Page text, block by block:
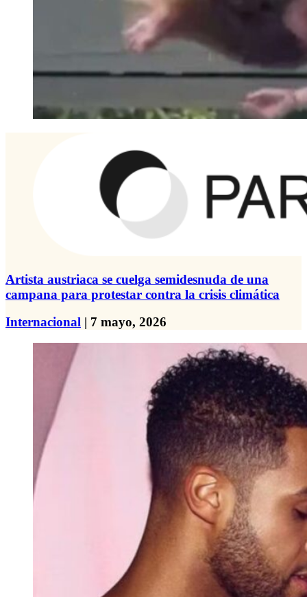
Artista austriaca se cuelga semidesnuda de una
campana para protestar contra la crisis climática
Internacional | 7 mayo, 2026